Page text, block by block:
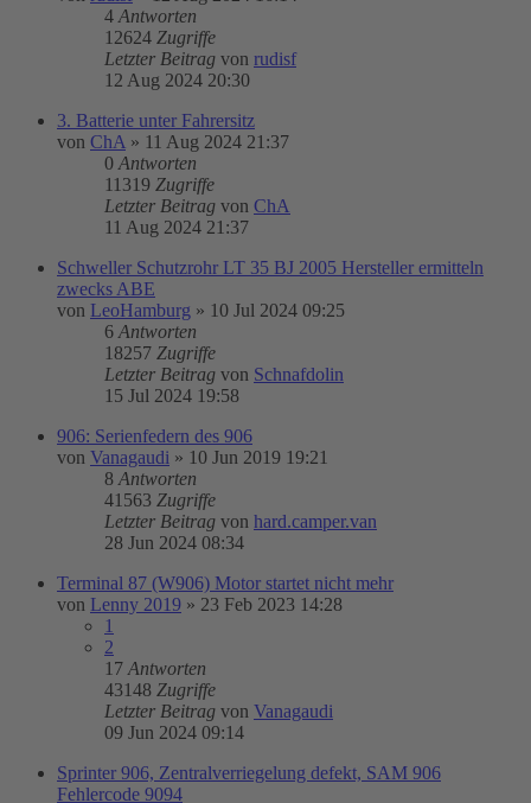
4 Antworten
12624 Zugriffe
Letzter Beitrag von rudisf
12 Aug 2024 20:30
3. Batterie unter Fahrersitz
von ChA » 11 Aug 2024 21:37
0 Antworten
11319 Zugriffe
Letzter Beitrag von ChA
11 Aug 2024 21:37
Schweller Schutzrohr LT 35 BJ 2005 Hersteller ermitteln
zwecks ABE
von LeoHamburg » 10 Jul 2024 09:25
6 Antworten
18257 Zugriffe
Letzter Beitrag von Schnafdolin
15 Jul 2024 19:58
906: Serienfedern des 906
von Vanagaudi » 10 Jun 2019 19:21
8 Antworten
41563 Zugriffe
Letzter Beitrag von hard.camper.van
28 Jun 2024 08:34
Terminal 87 (W906) Motor startet nicht mehr
von Lenny 2019 » 23 Feb 2023 14:28
1
2
17 Antworten
43148 Zugriffe
Letzter Beitrag von Vanagaudi
09 Jun 2024 09:14
Sprinter 906, Zentralverriegelung defekt, SAM 906
Fehlercode 9094